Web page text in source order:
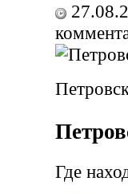
Где